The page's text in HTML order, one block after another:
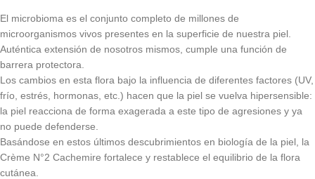
El microbioma es el conjunto completo de millones de
microorganismos vivos presentes en la superficie de nuestra piel.
Auténtica extensión de nosotros mismos, cumple una función de
barrera protectora.
Los cambios en esta flora bajo la influencia de diferentes factores (UV,
frío, estrés, hormonas, etc.) hacen que la piel se vuelva hipersensible:
la piel reacciona de forma exagerada a este tipo de agresiones y ya
no puede defenderse.
Basándose en estos últimos descubrimientos en biología de la piel, la
Crème N°2 Cachemire fortalece y restablece el equilibrio de la flora
cutánea.